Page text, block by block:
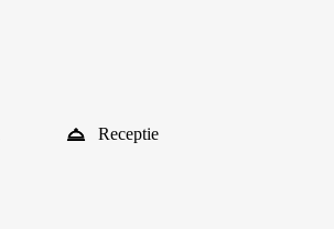
Receptie